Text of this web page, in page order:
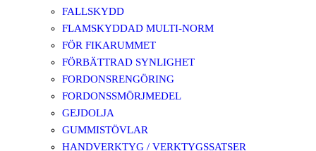
FALLSKYDD
FLAMSKYDDAD MULTI-NORM
FÖR FIKARUMMET
FÖRBÄTTRAD SYNLIGHET
FORDONSRENGÖRING
FORDONSSMÖRJMEDEL
GEJDOLJA
GUMMISTÖVLAR
HANDVERKTYG / VERKTYGSSATSER